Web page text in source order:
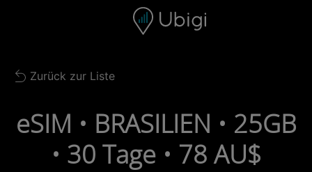
Navigationsleiste Fußzeile
Back to list
Zurück zur Liste
eSIM • BRASILIEN • 25GB
• 30 Tage • 78 AU$